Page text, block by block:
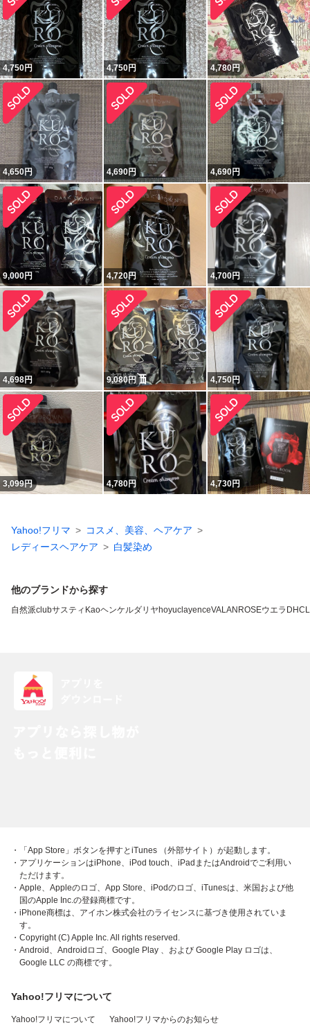
4,750円 4,750円 4,780円
4,650円 4,690円 4,690円
9,000円 4,720円 4,700円
4,698円 9,080円 4,750円
3,099円 4,780円 4,730円
Yahoo!フリマ
コスメ、美容、ヘアケア
レディースヘアケア
白髪染め
他のブランドから探す
自然派clubサスティ Kaoヘンケルダリヤ hoyuclayenceVALANROSEウエラ DHC
・「App Store」ボタンを押すとiTunes （外部サイト）が起動します。
・アプリケーションはiPhone、iPod touch、iPadまたはAndroidでご利用い
ただけます。
・Apple、Appleのロゴ、App Store、iPodのロゴ、iTunesは、米国および他
国のApple Inc.の登録商標です。
・iPhone商標は、アイホン株式会社のライセンスに基づき使用されていま
す。
・Copyright (C) Apple Inc. All rights reserved.
・Android、Androidロゴ、Google Play 、および Google Play ロゴは、
Google LLC の商標です。
Yahoo!フリマについて
Yahoo!フリマについて Yahoo!フリマからのお知らせ